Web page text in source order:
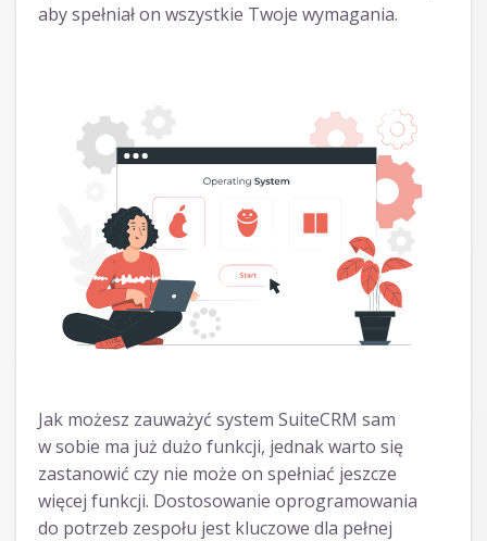
aby spełniał on wszystkie Twoje wymagania.
Jak możesz zauważyć system SuiteCRM sam
w sobie ma już dużo funkcji, jednak warto się
zastanowić czy nie może on spełniać jeszcze
więcej funkcji. Dostosowanie oprogramowania
do potrzeb zespołu jest kluczowe dla pełnej